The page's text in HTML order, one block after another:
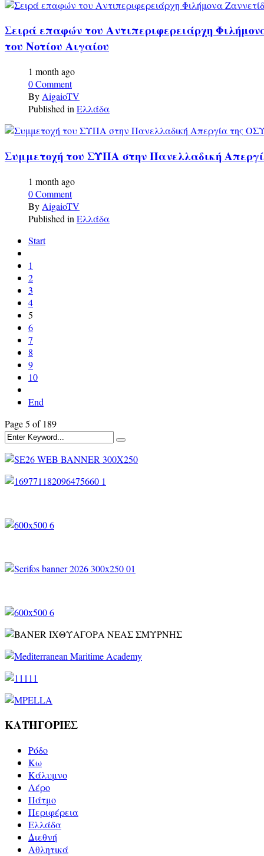
Σειρά επαφών του Αντιπεριφερειάρχη
του Νοτίου Αιγαίου
1 month ago
0 Comment
By AigaioTV
Published in Ελλάδα
Συμμετοχή του ΣΥΠΑ στην Πανελλαδική
1 month ago
0 Comment
By AigaioTV
Published in Ελλάδα
Start
1
2
3
4
5
6
7
8
9
10
End
Page 5 of 189
ΚΑΤΗΓΟΡΙΕΣ
Ρόδο
Kω
Κάλυμνο
Λέρο
Πάτμο
Περιφέρεια
Ελλάδα
Διεθνή
Αθλητικά